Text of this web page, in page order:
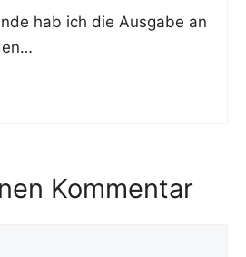
hab ich die Aus­ga­be an
Kommentar